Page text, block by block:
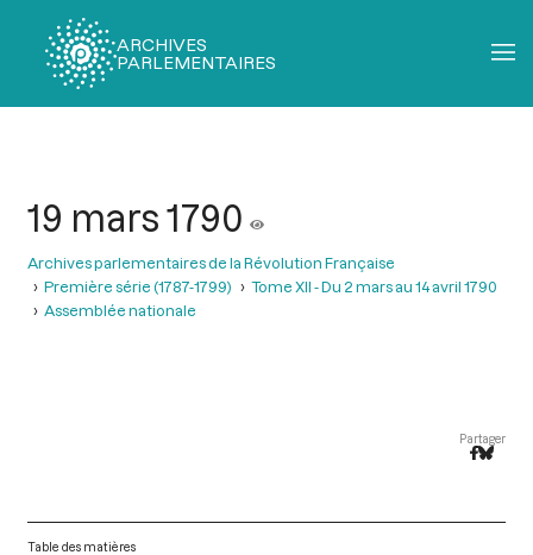
ARCHIVES
PARLEMENTAIRES
19 mars 1790
Archives parlementaires de la Révolution Française
Première série (1787-1799)
Tome XII - Du 2 mars au 14 avril 1790
Assemblée nationale
Partager
Table des matières